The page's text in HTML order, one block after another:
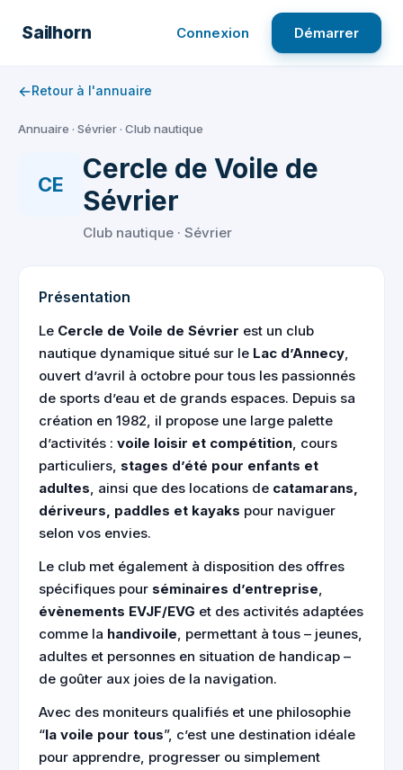
Sailhorn Connexion Démarrer
←Retour à l'annuaire
Annuaire · Sévrier · Club nautique
CE
Cercle de Voile de
Sévrier
Club nautique · Sévrier
Présentation
Le Cercle de Voile de Sévrier est un club
nautique dynamique situé sur le Lac d’Annecy,
ouvert d’avril à octobre pour tous les passionnés
de sports d’eau et de grands espaces. Depuis sa
création en 1982, il propose une large palette
d’activités : voile loisir et compétition, cours
particuliers, stages d’été pour enfants et
adultes, ainsi que des locations de catamarans,
dériveurs, paddles et kayaks pour naviguer
selon vos envies.
Le club met également à disposition des offres
spécifiques pour séminaires d’entreprise,
évènements EVJF/EVG et des activités adaptées
comme la handivoile, permettant à tous – jeunes,
adultes et personnes en situation de handicap –
de goûter aux joies de la navigation.
Avec des moniteurs qualifiés et une philosophie
“la voile pour tous”, c’est une destination idéale
pour apprendre, progresser ou simplement